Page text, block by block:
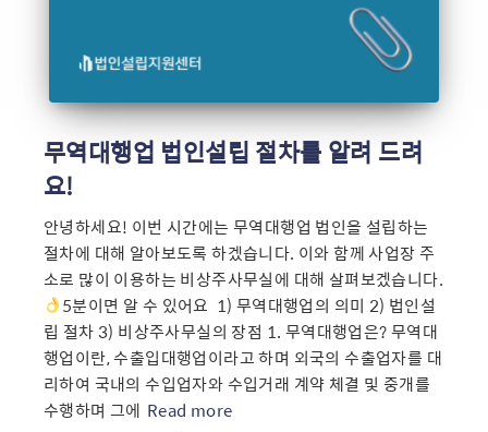
무역대행업 법인설립 절차를 알려 드려
요!
안녕하세요! 이번 시간에는 무역대행업 법인을 설립하는
절차에 대해 알아보도록 하겠습니다. 이와 함께 사업장 주
소로 많이 이용하는 비상주사무실에 대해 살펴보겠습니다.
5분이면 알 수 있어요 ​ 1) 무역대행업의 의미 2) 법인설
립 절차 3) 비상주사무실의 장점 1. 무역대행업은? 무역대
행업이란, 수출입대행업이라고 하며 외국의 수출업자를 대
리하여 국내의 수입업자와 수입거래 계약 체결 및 중개를
수행하며 그에 Read more